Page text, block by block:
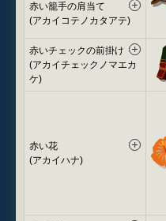
赤い籠手の肩当て
(アカイコテノカタアテ)
赤いチェックの前掛け
(アカイチェックノマエカ
ケ)
赤い花
(アカイハナ)